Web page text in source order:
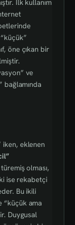
İlk kullanım
öne çıkan bir
ve
bağlamında
iken, eklenen
olması,
ise rekabetçi
Bu ikili
“küçük ama
Duygusal